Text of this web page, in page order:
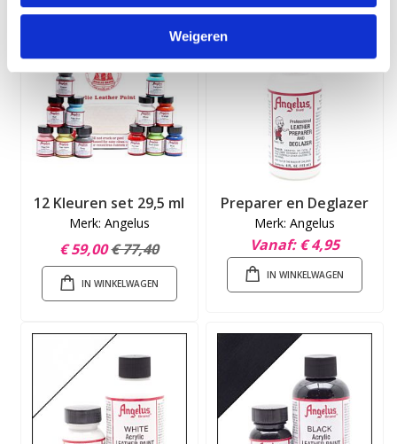
Weigeren
12 Kleuren set 29,5 ml
Merk: Angelus
€ 59,00€ 77,40
IN WINKELWAGEN
Preparer en Deglazer
Merk: Angelus
Vanaf € 4,95
IN WINKELWAGEN